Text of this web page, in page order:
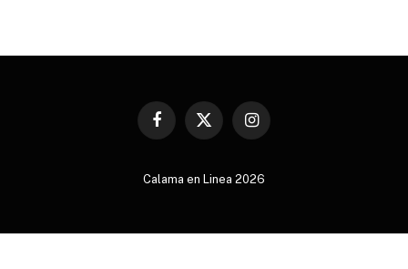
Facebook
X
Instagram
Calama en Linea 2026